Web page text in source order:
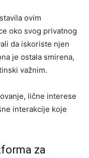
ovim
oko svog privatnog
da iskoriste njen
je ostala smirena,
važnim.
lične interese
interakcije koje
za